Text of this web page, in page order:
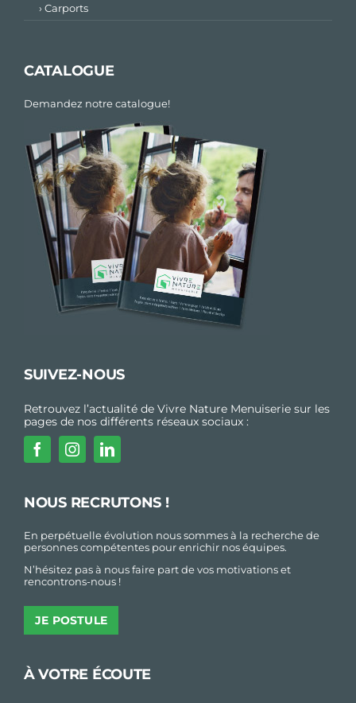
› Carports
CATALOGUE
Demandez notre catalogue!
SUIVEZ-NOUS
Retrouvez l’actualité de Vivre Nature Menuiserie sur les
pages de nos différents réseaux sociaux :
NOUS RECRUTONS !
En perpétuelle évolution nous sommes à la recherche de
personnes compétentes pour enrichir nos équipes.
N’hésitez pas à nous faire part de vos motivations et
rencontrons-nous !
JE POSTULE
À VOTRE ÉCOUTE